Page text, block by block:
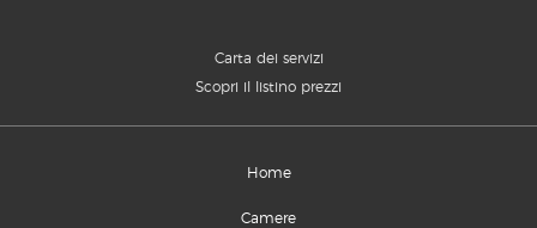
Carta dei servizi
Scopri il listino prezzi
Home
Camere